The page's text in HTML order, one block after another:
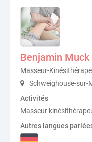
Benjamin Muck
Masseur-
Schweighouse-sur-
Activités
Masseur
Autres langues